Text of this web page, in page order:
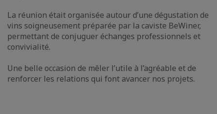
La réunion était organisée autour d’une dégustation de
vins soigneusement préparée par la caviste BeWiner,
permettant de conjuguer échanges professionnels et
convivialité.
Une belle occasion de mêler l’utile à l’agréable et de
renforcer les relations qui font avancer nos projets.